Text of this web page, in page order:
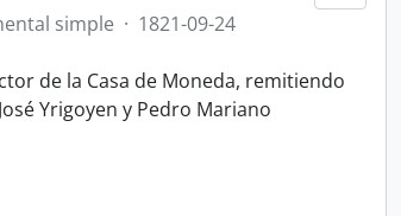
simple · 1821-09-24
de la Casa de Moneda, remitiendo
Yrigoyen y Pedro Mariano